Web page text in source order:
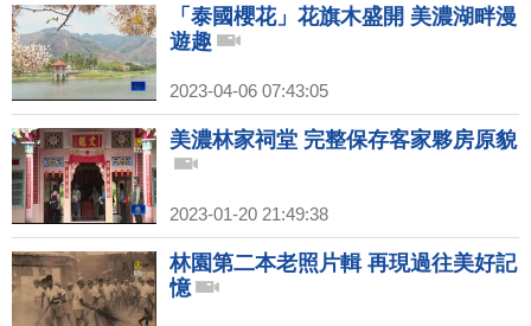
「泰國櫻花」花旗木盛開 美濃湖畔漫
遊趣
2023-04-06 07:43:05
美濃林家祠堂 完整保存客家夥房原貌
2023-01-20 21:49:38
林園第二本老照片輯 再現過往美好記
憶